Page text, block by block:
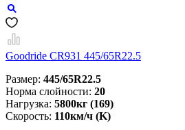
Goodride CR931 445/65R22.5
Размер: 445/65R22.5
Норма слойности: 20
Нагрузка: 5800кг (169)
Скорость: 110км/ч (K)